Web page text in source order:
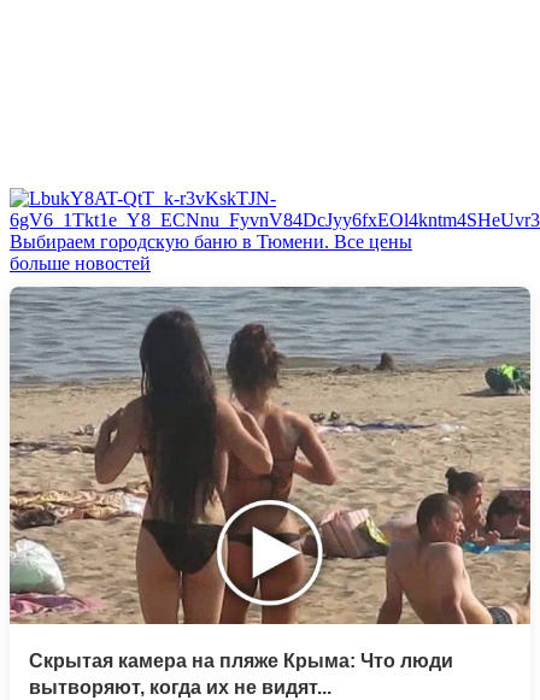
Выбираем городскую баню в Тюмени. Все цены
больше новостей
Скрытая камера на пляже Крыма: Что люди
вытворяют, когда их не видят...